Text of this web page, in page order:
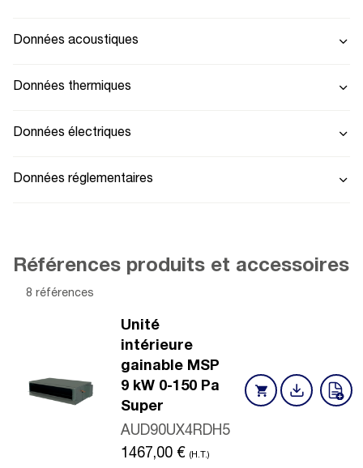
Données acoustiques
Données thermiques
Données électriques
Données réglementaires
Références produits et accessoires
8 références
Unité
intérieure
gainable MSP
9 kW 0-150 Pa
Super
AUD90UX4RDH5
1467,00 € (H.T.)